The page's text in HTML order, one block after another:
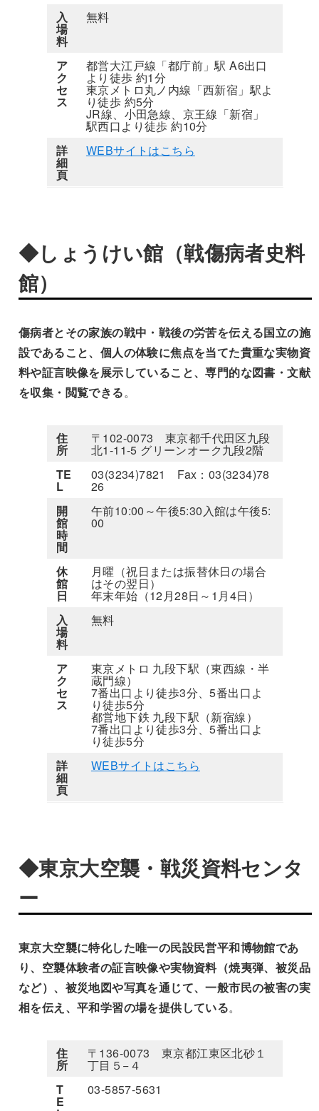
入
場
料
無料
ア
ク
セ
ス
都営大江戸線「都庁前」駅 A6出口
より徒歩 約1分
東京メトロ丸ノ内線「西新宿」駅よ
り徒歩 約5分
JR線、小田急線、京王線「新宿」
駅西口より徒歩 約10分
詳
細
頁
WEBサイトはこちら
◆しょうけい館（戦傷病者史料
館）
傷病者とその家族の戦中・戦後の労苦を伝える国立の施
設であること、個人の体験に焦点を当てた貴重な実物資
料や証言映像を展示していること、専門的な図書・文献
を収集・閲覧できる。
住
所
〒102-0073 東京都千代田区九段
北1-11-5 グリーンオーク九段2階
TE
L
03(3234)7821 Fax：03(3234)78
26
開
館
時
間
午前10:00～午後5:30入館は午後5:
00
休
館
日
月曜（祝日または振替休日の場合
はその翌日）
年末年始（12月28日～1月4日）
入
場
料
無料
ア
ク
セ
ス
東京メトロ 九段下駅（東西線・半
蔵門線）
7番出口より徒歩3分、5番出口よ
り徒歩5分
都営地下鉄 九段下駅（新宿線）
7番出口より徒歩3分、5番出口よ
り徒歩5分
詳
細
頁
WEBサイトはこちら
◆東京大空襲・戦災資料センタ
ー
東京大空襲に特化した唯一の民設民営平和博物館であ
り、空襲体験者の証言映像や実物資料（焼夷弾、被災品
など）、被災地図や写真を通じて、一般市民の被害の実
相を伝え、平和学習の場を提供している。
住
所
〒136-0073 東京都江東区北砂１
丁目５−４
T
E
03-5857-5631